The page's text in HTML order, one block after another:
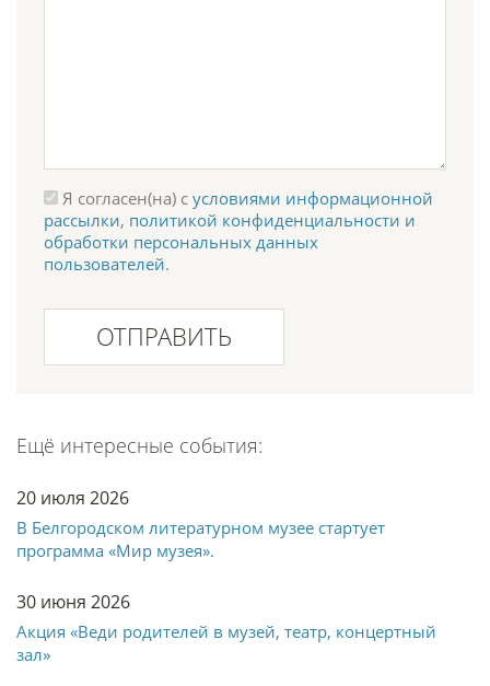
Я согласен(на) с условиями информационной
рассылки, политикой конфиденциальности и
обработки персональных данных
пользователей.
ОТПРАВИТЬ
Ещё интересные события:
20 июля 2026
В Белгородском литературном музее стартует
программа «Мир музея».
30 июня 2026
Акция «Веди родителей в музей, театр, концертный
зал»